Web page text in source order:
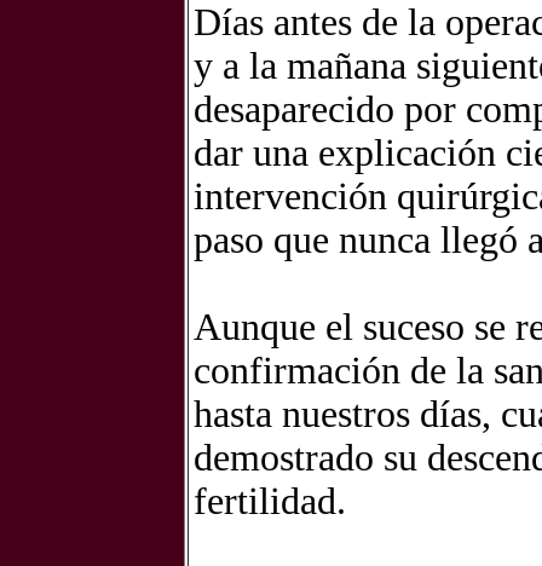
Días antes de la
y a la mañana
desaparecido por
dar una explicación
intervención
paso que nunca llegó
Aunque el suceso se
confirmación de la
hasta nuestros días,
demostrado su
fertilidad.